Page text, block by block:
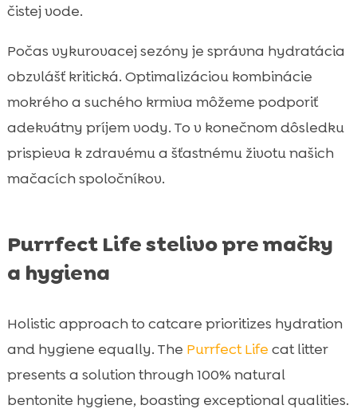
čistej vode.
Počas vykurovacej sezóny je správna hydratácia
obzvlášť kritická. Optimalizáciou kombinácie
mokrého a suchého krmiva môžeme podporiť
adekvátny príjem vody. To v konečnom dôsledku
prispieva k zdravému a šťastnému životu našich
mačacích spoločníkov.
Purrfect Life stelivo pre mačky
a hygiena
Holistic approach to catcare prioritizes hydration
and hygiene equally. The Purrfect Life cat litter
presents a solution through 100% natural
bentonite hygiene, boasting exceptional qualities.